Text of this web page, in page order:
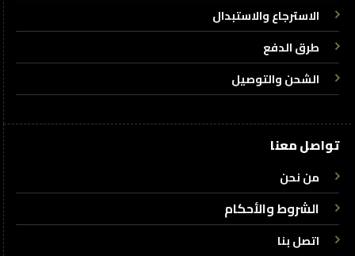
الاسترجاع والاستبدال
طرق الدفع
الشحن والتوصيل
تواصل معنا
من نحن
الشروط والأحكام
اتصل بنا